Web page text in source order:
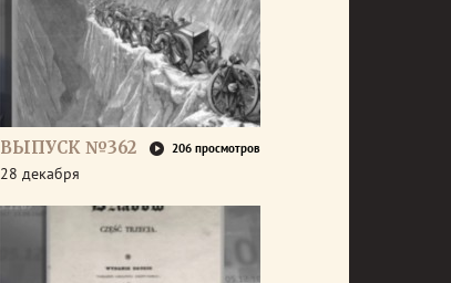
ВЫПУСК №362 206 просмотров
28 декабря